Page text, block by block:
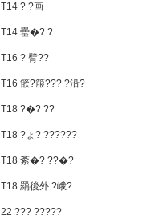
T14 ? ?画
T14 罍�? ?
T16 ? 臂??
T16 篏?箙??? ?沿?
T18 ?�? ??
T18 ?ょ? ??????
T18 紊�? ??�?
T18 羂後外 ?峨?
22 ??? ?????